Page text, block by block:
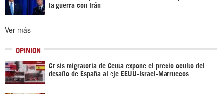
la guerra con Irán
Ver más
OPINIÓN
Crisis migratoria de Ceuta expone el precio oculto del
desafío de España al eje EEUU-Israel-Marruecos